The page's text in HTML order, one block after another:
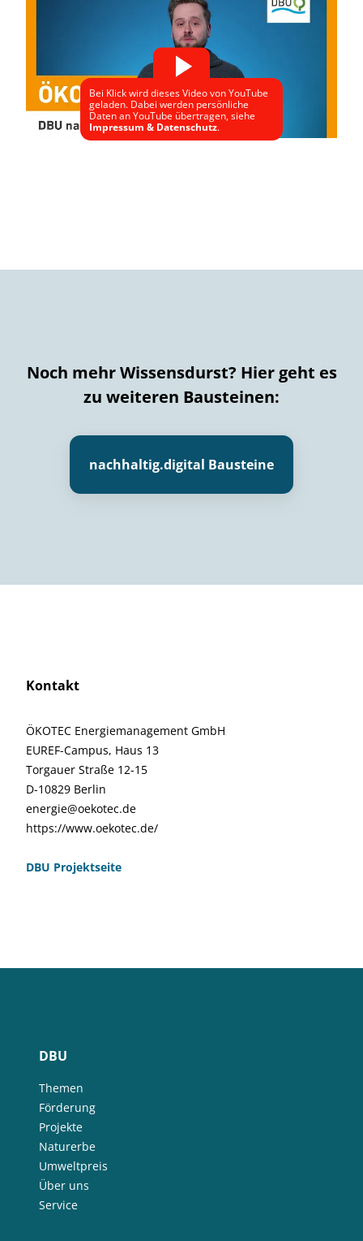
Bei Klick wird dieses Video von YouTube
geladen. Dabei werden persönliche
Daten an YouTube übertragen, siehe
Impressum & Datenschutz.
Noch mehr Wissensdurst? Hier geht es
zu weiteren Bausteinen:
nachhaltig.digital Bausteine
Kontakt
ÖKOTEC Energiemanagement GmbH
EUREF-Campus, Haus 13
Torgauer Straße 12-15
D-10829 Berlin
energie@oekotec.de
https://www.oekotec.de/
DBU Projektseite
DBU
Themen
Förderung
Projekte
Naturerbe
Umweltpreis
Über uns
Service